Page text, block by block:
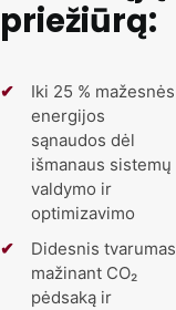
priežiūrą:
✔
Iki 25 % mažesnės
energijos
sąnaudos dėl
išmanaus sistemų
valdymo ir
optimizavimo
✔
Didesnis tvarumas
mažinant CO₂
pėdsaką ir